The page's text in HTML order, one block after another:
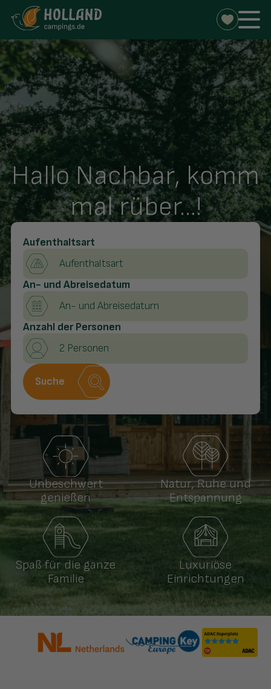
Hallo Nachbar, komm
mal rüber...!
Aufenthaltsart
An- und Abreisedatum
Anzahl der Personen
2 Personen
Suche
Unbeschwert
genießen
Natur, Ruhe und
Entspannung
Spaß für die ganze
Familie
Luxuriöse
Einrichtungen